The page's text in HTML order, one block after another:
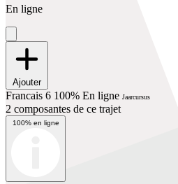
En ligne
Ajouter
Francais 6 100% En ligne Jaarcursus
2 composantes de ce trajet
100% en ligne